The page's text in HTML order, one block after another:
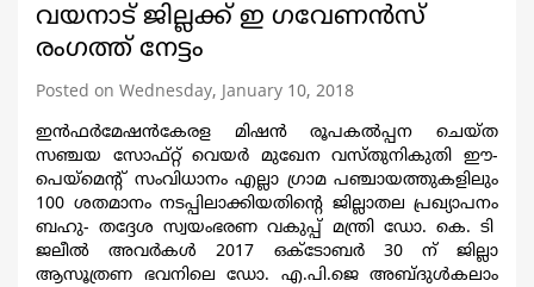
വയനാട് ജില്ലക്ക് ഇ ഗവേണൻസ്
രംഗത്ത് നേട്ടം
Posted on Wednesday, January 10, 2018
ഇന്‍ഫര്‍മേഷന്‍കേരള മിഷന്‍ രൂപകല്‍പ്പന ചെയ്ത
സഞ്ചയ സോഫ്റ്റ് വെയര്‍ മുഖേന വസ്തുനികുതി ഈ-
പെയ്മെന്‍റ് സംവിധാനം എല്ലാ ഗ്രാമ പഞ്ചായത്തുകളിലും
100 ശതമാനം നടപ്പിലാക്കിയതിന്‍റെ ജില്ലാതല പ്രഖ്യാപനം
ബഹു- തദ്ദേശ സ്വയംഭരണ വകുപ്പ് മന്ത്രി ഡോ. കെ. ടി
ജലീൽ അവർകൾ 2017 ഒക്ടോബര്‍ 30 ന് ജില്ലാ
ആസൂത്രണ ഭവനിലെ ഡോ. എ.പി.ജെ അബ്ദുള്‍കലാം